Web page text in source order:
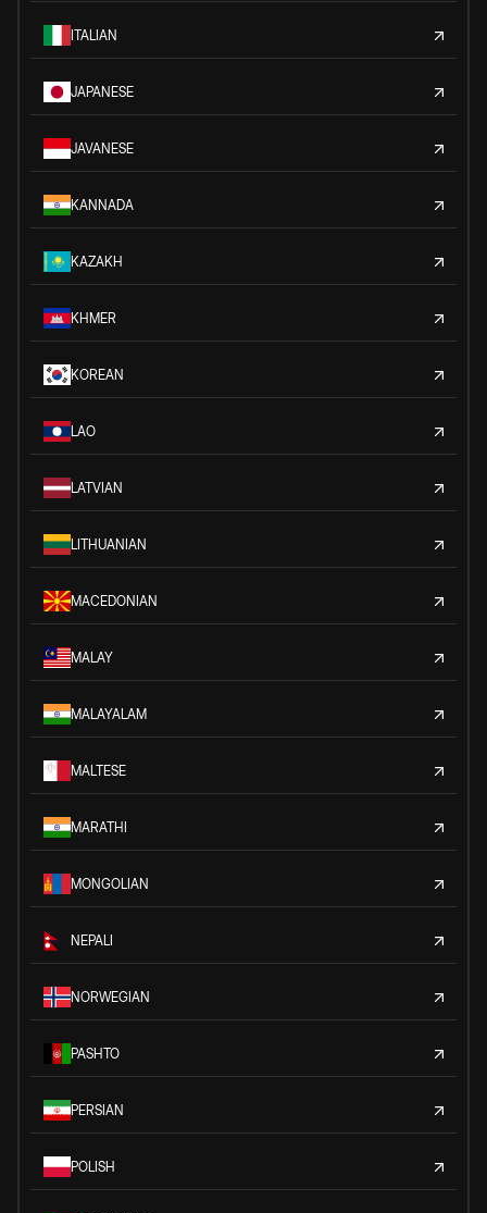
ITALIAN
JAPANESE
JAVANESE
KANNADA
KAZAKH
KHMER
KOREAN
LAO
LATVIAN
LITHUANIAN
MACEDONIAN
MALAY
MALAYALAM
MALTESE
MARATHI
MONGOLIAN
NEPALI
NORWEGIAN
PASHTO
PERSIAN
POLISH